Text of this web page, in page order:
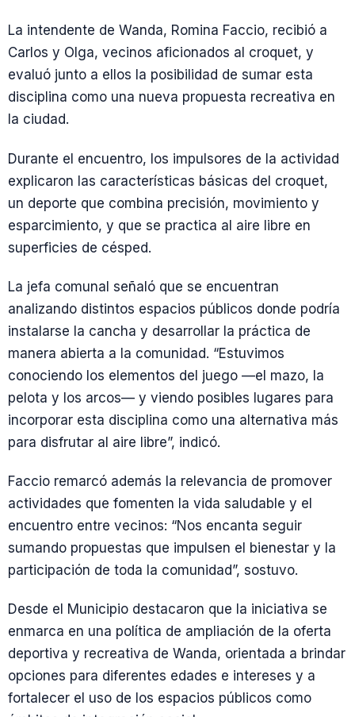
La intendente de Wanda, Romina Faccio, recibió a
Carlos y Olga, vecinos aficionados al croquet, y
evaluó junto a ellos la posibilidad de sumar esta
disciplina como una nueva propuesta recreativa en
la ciudad.
Durante el encuentro, los impulsores de la actividad
explicaron las características básicas del croquet,
un deporte que combina precisión, movimiento y
esparcimiento, y que se practica al aire libre en
superficies de césped.
La jefa comunal señaló que se encuentran
analizando distintos espacios públicos donde podría
instalarse la cancha y desarrollar la práctica de
manera abierta a la comunidad. “Estuvimos
conociendo los elementos del juego —el mazo, la
pelota y los arcos— y viendo posibles lugares para
incorporar esta disciplina como una alternativa más
para disfrutar al aire libre”, indicó.
Faccio remarcó además la relevancia de promover
actividades que fomenten la vida saludable y el
encuentro entre vecinos: “Nos encanta seguir
sumando propuestas que impulsen el bienestar y la
participación de toda la comunidad”, sostuvo.
Desde el Municipio destacaron que la iniciativa se
enmarca en una política de ampliación de la oferta
deportiva y recreativa de Wanda, orientada a brindar
opciones para diferentes edades e intereses y a
fortalecer el uso de los espacios públicos como